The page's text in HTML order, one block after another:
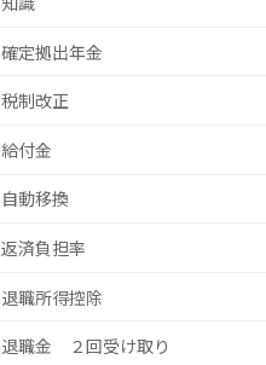
確定拠出年金
税制改正
給付金
自動移換
返済負担率
退職所得控除
退職金 ２回受け取り